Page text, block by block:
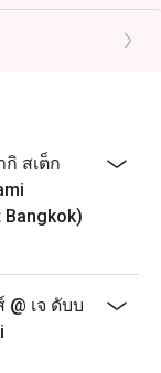
ส่วนลด บัตร
Bonvoy
ลและค่าบริการ
สเต็ก
Bangkok)
@ เจ ดับบ